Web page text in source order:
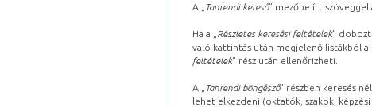
A „ Tanrendi kereső” mezőbe írt
Ha a „ Részletes keresési feltételek”
való kattintás után megjelenő listákból
feltételek” rész után ellenőrizheti.
A „ Tanrendi böngésző” részben keresés
lehet elkezdeni (oktatók, szakok,